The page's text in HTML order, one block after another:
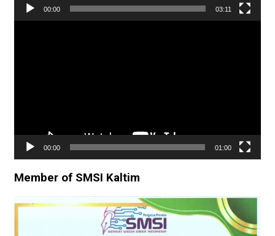
00:00 03:11
00:00 01:00
Member of SMSI Kaltim